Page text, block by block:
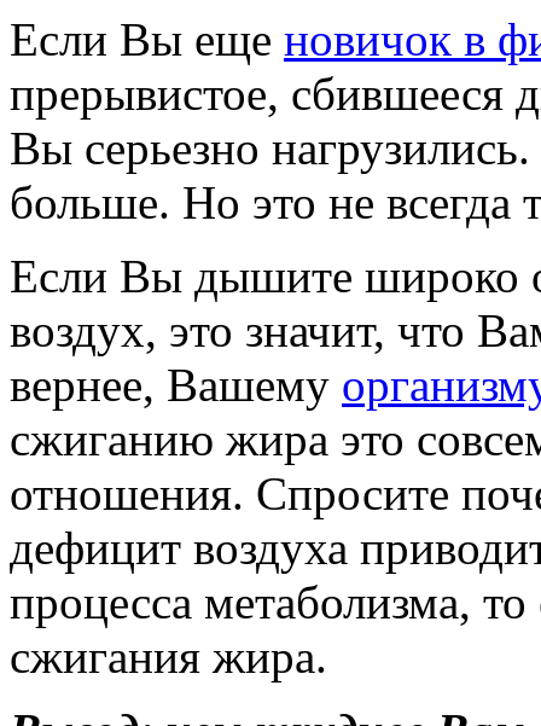
Если Вы еще новичок в
прерывистое, сбившееся
Вы серьезно
больше. Но это не всегда
Если Вы дышите широко
воздух, это значит, что
вернее, Вашему
сжиганию жира это
отношения. Спросите
дефицит воздуха
процесса метаболизма,
сжигания жира.